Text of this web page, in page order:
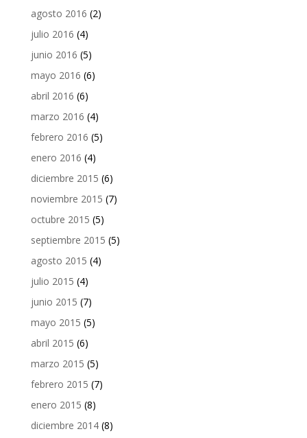
agosto 2016 (2)
julio 2016 (4)
junio 2016 (5)
mayo 2016 (6)
abril 2016 (6)
marzo 2016 (4)
febrero 2016 (5)
enero 2016 (4)
diciembre 2015 (6)
noviembre 2015 (7)
octubre 2015 (5)
septiembre 2015 (5)
agosto 2015 (4)
julio 2015 (4)
junio 2015 (7)
mayo 2015 (5)
abril 2015 (6)
marzo 2015 (5)
febrero 2015 (7)
enero 2015 (8)
diciembre 2014(8)